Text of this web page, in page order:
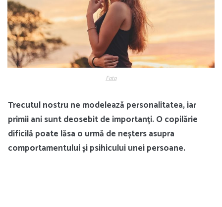
Foto
Trecutul nostru ne modelează personalitatea, iar
primii ani sunt deosebit de importanți. O copilărie
dificilă poate lăsa o urmă de neșters asupra
comportamentului și psihicului unei persoane.